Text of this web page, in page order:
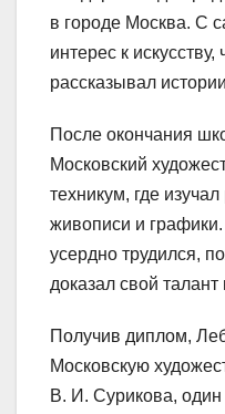
в городе Москва. С
интерес к
рассказывал
После окончания
Московский
техникум, где
живописи и
усердно трудился,
доказал свой талант
Получив диплом,
Московскую
В. И. Сурикова,